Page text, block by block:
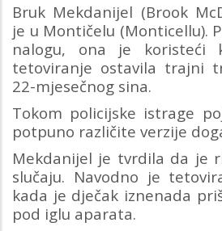
Bruk Mekdanijel (Brook
je u Montičelu (Monticellu).
nalogu, ona je koristeći
tetoviranje ostavila trajni
22-mjesečnog sina.
Tokom policijske istrage
potpuno različite verzije
Mekdanijel je tvrdila da je
slučaju. Navodno je
kada je dječak iznenada
pod iglu aparata.